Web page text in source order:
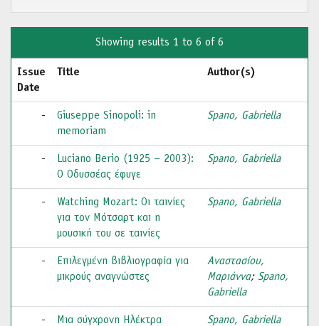
Showing results 1 to 6 of 6
Issue
Date
Title Author(s)
-
Giuseppe Sinopoli: in
memoriam
Spano, Gabriella
-
Luciano Berio (1925 – 2003):
Ο Οδυσσέας έφυγε
Spano, Gabriella
-
Watching Mozart: Οι ταινίες
για τον Μότσαρτ και η
μουσική του σε ταινίες
Spano, Gabriella
-
Επιλεγμένη βιβλιογραφία για
μικρούς αναγνώστες
Αναστασίου,
Μαριάννα; Spano,
Gabriella
- Μια σύγχρονη Ηλέκτρα Spano, Gabriella